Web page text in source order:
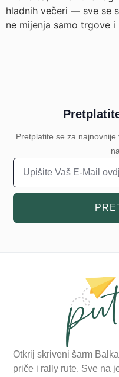
hladnih večeri — sve se
ne mijenja samo trgove
Pretplatite se za
Otkrij skriveni šarm
priče i rally rute. Sve na